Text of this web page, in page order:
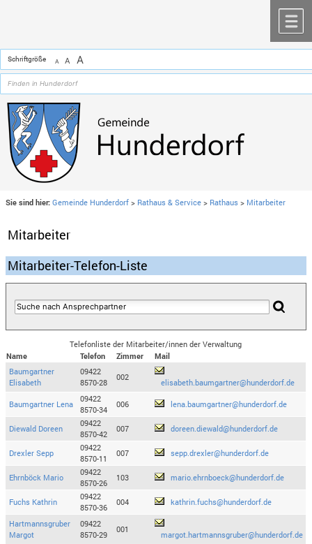
Schriftgröße A A A
Sie sind hier: Gemeinde Hunderdorf > Rathaus & Service > Rathaus > Mitarbeiter
Mitarbeiter
Mitarbeiter-Telefon-Liste
Telefonliste der Mitarbeiter/innen der Verwaltung
Name
Telefon Zimmer
Mail
Baumgartner
Elisabeth
09422
8570-28
002
elisabeth.baumgartner@hunderdorf.de
Baumgartner Lena
09422
8570-34
006 lena.baumgartner@hunderdorf.de
Diewald Doreen
09422
8570-42
007 doreen.diewald@hunderdorf.de
Drexler Sepp
09422
8570-11
007 sepp.drexler@hunderdorf.de
Ehrnböck Mario
09422
8570-26
103 mario.ehrnboeck@hunderdorf.de
Fuchs Kathrin
09422
8570-36
004 kathrin.fuchs@hunderdorf.de
Hartmannsgruber
Margot
09422
8570-29
001
margot.hartmannsgruber@hunderdorf.de